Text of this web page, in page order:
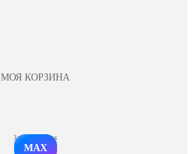
МОЯ КОРЗИНА
Заказать звонок
MAX